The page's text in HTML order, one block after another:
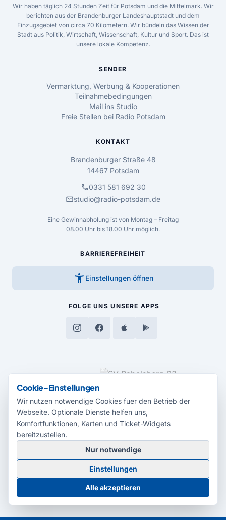
Wir haben täglich 24 Stunden Zeit für Potsdam und die Mittelmark. Wir
berichten aus der Brandenburger Landeshauptstadt und dem
Einzugsgebiet von circa 70 Kilometern. Wir bündeln das Wissen der
Stadt aus Politik, Wirtschaft, Wissenschaft, Kultur und Sport. Das ist
unsere lokale Kompetenz.
SENDER
Vermarktung, Werbung & Kooperationen
Teilnahmebedingungen
Mail ins Studio
Freie Stellen bei Radio Potsdam
KONTAKT
Brandenburger Straße 48
14467 Potsdam
call0331 581 692 30
mailstudio@radio-potsdam.de
Eine Gewinnabholung ist von Montag – Freitag
08.00 Uhr bis 18.00 Uhr möglich.
BARRIEREFREIHEIT
accessibility_new Einstellungen öffnen
FOLGE UNS UNSERE APPS
MEDIENPARTNER
© 2026 Radio Potsdam. Webseite entwickelt durch dieMedienagentur
Babelsberg
BarrierefreiheitserklärungAGBDatenschutzImpressum
Cookie-Einstellungen
Cookie-Einstellungen
Wir nutzen notwendige Cookies fuer den Betrieb der
Webseite. Optionale Dienste helfen uns,
Komfortfunktionen, Karten und Ticket-Widgets
bereitzustellen.
Nur notwendige
Einstellungen
Alle akzeptieren